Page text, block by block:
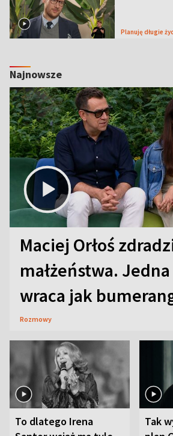
Planuję długie
Najnowsze
Maciej Orłoś
małżeństwa.
wraca jak
Rozmowy
To dlatego Irena
Tak